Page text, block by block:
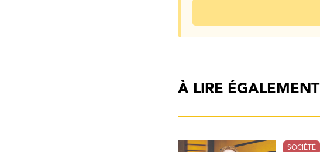
À LIRE ÉGALEMENT
SOCIÉTÉ